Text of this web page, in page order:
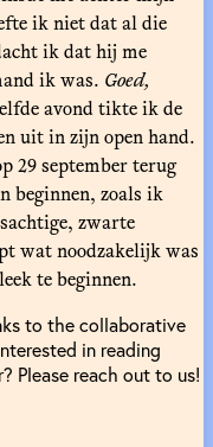
ik niet dat al die
ik dat hij me
ik was. Goed,
avond tikte ik de
uit in zijn open hand.
29 september terug
beginnen, zoals ik
zwarte
wat noodzakelijk was
te beginnen.
to the collaborative
in reading
Please reach out to us!